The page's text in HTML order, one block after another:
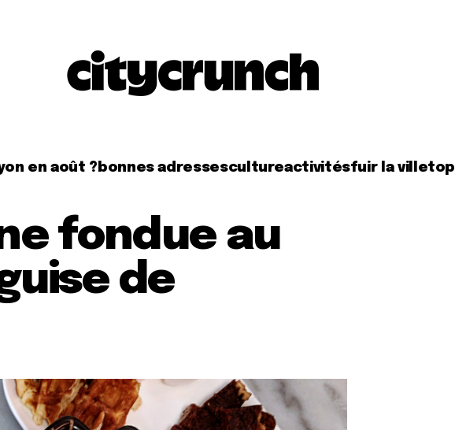
en août ? bonnes adressescultureactivitésfuir la villetop
fondue au
de